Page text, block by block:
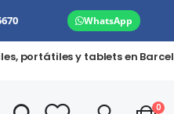
WhatsApp
portátiles y tablets en
0